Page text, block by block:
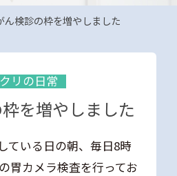
ん検診の枠を増やしました
リの日常
を増やしました
ている日の朝、毎日8時
胃カメラ検査を行ってお